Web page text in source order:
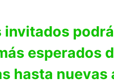
invitados
esperados
hasta nuevas